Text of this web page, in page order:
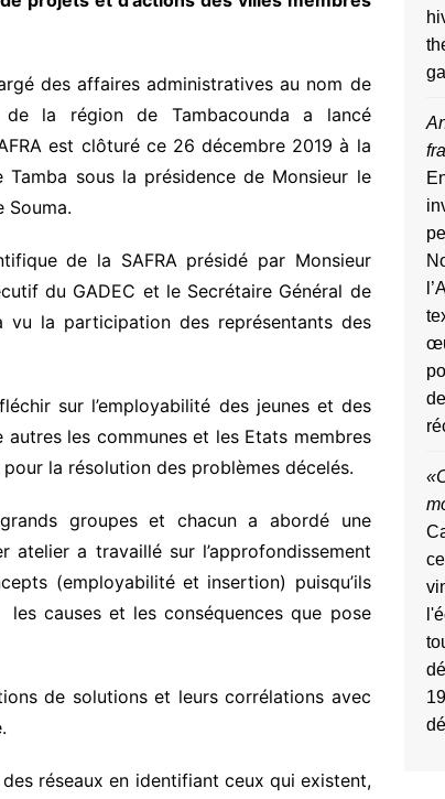
des affaires administratives au nom de
de la région de Tambacounda a lancé
est clôturé ce 26 décembre 2019 à la
sous la présidence de Monsieur le
Souma.
de la SAFRA présidé par Monsieur
du GADEC et le Secrétaire Général de
vu la participation des représentants des
sur l’employabilité des jeunes et des
autres les communes et les Etats membres
la résolution des problèmes décelés.
groupes et chacun a abordé une
atelier a travaillé sur l’approfondissement
(employabilité et insertion) puisqu’ils
causes et les conséquences que pose
de solutions et leurs corrélations avec
réseaux en identifiant ceux qui existent,